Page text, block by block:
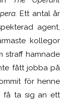
Ett antal år
agent,
kollegor
straff hamnade
fått jobba på
för henne
få ta sig an ett